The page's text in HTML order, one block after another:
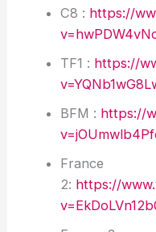
C8 : https://
TF1 : https://
BFM : https://
France
2: https://